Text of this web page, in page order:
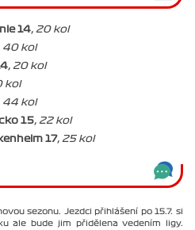
14, 20 kol
40 kol
, 20 kol
kol
44 kol
15, 22 kol
17, 25 kol
sezonu. Jezdci přihlášení po 15.7. si
ale bude jim přidělena vedením ligy.